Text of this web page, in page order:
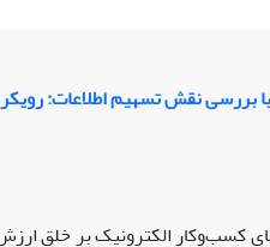
با بررسی نقش تسهیم اطلاعات:
کسب‌وکار الکترونیک بر خلق ارزش